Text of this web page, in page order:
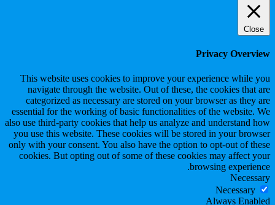
Close
Privacy Overview
This website uses cookies to improve your experience while you
navigate through the website. Out of these, the cookies that are
categorized as necessary are stored on your browser as they are
essential for the working of basic functionalities of the website. We
also use third-party cookies that help us analyze and understand how
you use this website. These cookies will be stored in your browser
only with your consent. You also have the option to opt-out of these
cookies. But opting out of some of these cookies may affect your
browsing experience.
Necessary
Necessary
Always Enabled